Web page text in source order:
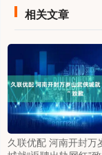
相关文章
久联优配 河南开封万